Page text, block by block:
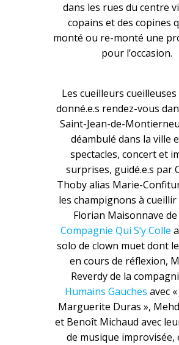
dans les rues du centre
copains et des copines
monté ou re-monté une
pour l’occasion.
Les cueilleurs
donné.e.s rendez-vous
Saint-Jean-de-
déambulé dans la ville
spectacles, concert et
surprises, guidé.e.s par
Thoby alias Marie-
les champignons à cueillir
Florian Maisonnave de
Compagnie Qui S’y Colle
solo de clown muet dont
en cours de réflexion,
Reverdy de la
Humains Gauches avec
Marguerite Duras »,
et Benoît Michaud avec
de musique improvisée,